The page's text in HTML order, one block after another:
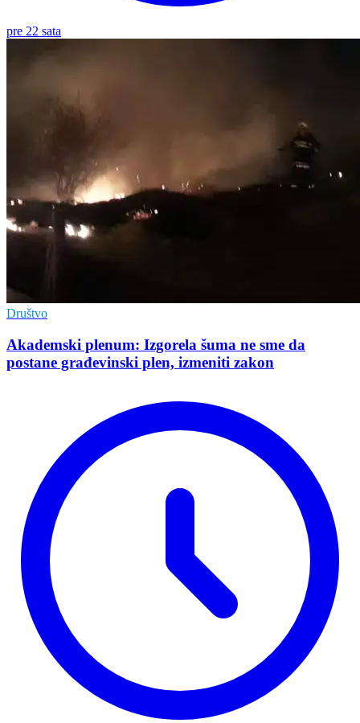
pre 22 sata
Društvo
Akademski plenum: Izgorela šuma ne sme da
postane građevinski plen, izmeniti zakon